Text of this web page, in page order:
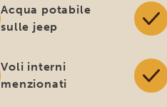
Acqua potabile
sulle jeep
Voli interni
menzionati